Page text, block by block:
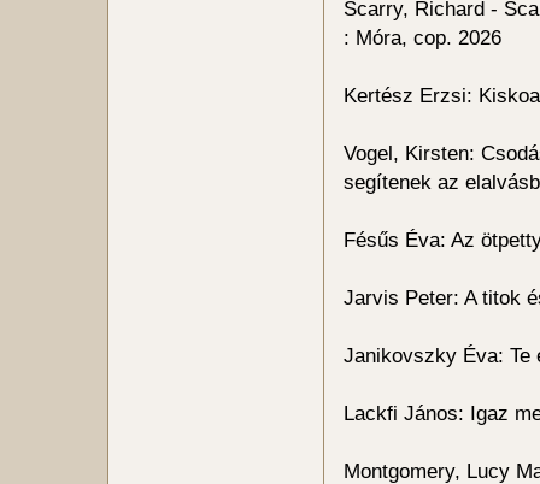
Scarry, Richard -
: Móra, cop. 2026
Kertész Erzsi:
Vogel, Kirsten:
segítenek az
Fésűs Éva: Az
Jarvis Peter: A titok
Janikovszky Éva: Te
Lackfi János: Igaz
Montgomery, Lucy